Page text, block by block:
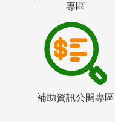
專區
補助資訊公開專區